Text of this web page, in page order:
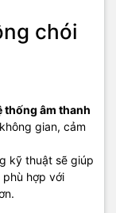
chói
thống âm thanh
gian, cảm
kỹ thuật sẽ giúp
phù hợp với
acoustic, live).
gian.